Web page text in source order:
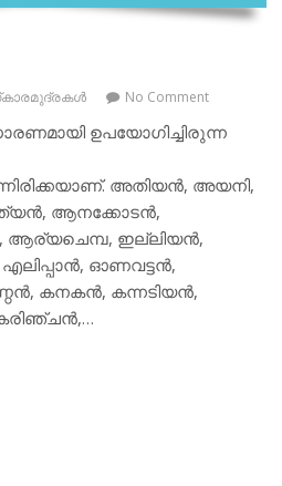
No Comment
ഉപയോഗിച്ചിരുന്ന
അതിയന്‍, അയനി,
ആനക്കോടന്‍,
ഇല്ലിയന്‍,
ഓണവട്ടന്‍,
കനകന്‍, കന്നടിയന്‍,
കരിഞ്ചന്‍,…